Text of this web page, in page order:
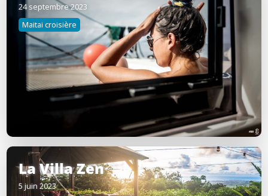
24 septembre 2023
Maitai croisière
La Villa Zen
5 juin 2023